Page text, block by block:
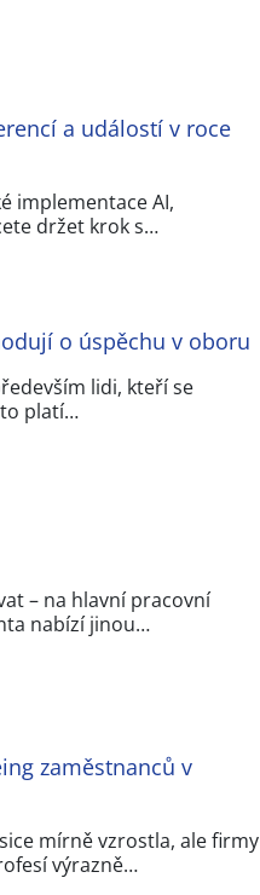
a událostí v roce
implementace AI,
držet krok s…
o úspěchu v oboru
lidi, kteří se
to platí…
– na hlavní pracovní
nabízí jinou…
zaměstnanců v
mírně vzrostla, ale firmy
výrazně…